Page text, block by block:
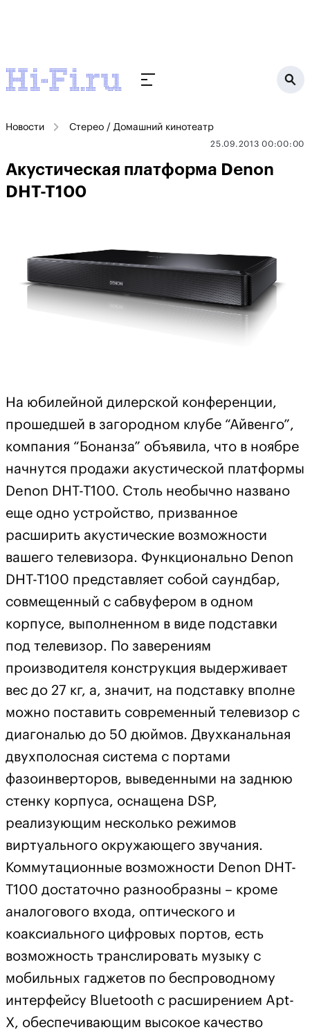
Новости Стерео / Домашний кинотеатр
25.09.2013 00:00:00
Акустическая платформа Denon
DHT-T100
На юбилейной дилерской конференции,
прошедшей в загородном клубе “Айвенго”,
компания “Бонанза” объявила, что в ноябре
начнутся продажи акустической платформы
Denon DHT-T100. Столь необычно названо
еще одно устройство, призванное
расширить акустические возможности
вашего телевизора. Функционально Denon
DHT-T100 представляет собой саундбар,
совмещенный с сабвуфером в одном
корпусе, выполненном в виде подставки
под телевизор. По заверениям
производителя конструкция выдерживает
вес до 27 кг, а, значит, на подставку вполне
можно поставить современный телевизор с
диагональю до 50 дюймов. Двухканальная
двухполосная система с портами
фазоинверторов, выведенными на заднюю
стенку корпуса, оснащена DSP,
реализующим несколько режимов
виртуального окружающего звучания.
Коммутационные возможности Denon DHT-
T100 достаточно разнообразны – кроме
аналогового входа, оптического и
коаксиального цифровых портов, есть
возможность транслировать музыку с
мобильных гаджетов по беспроводному
интерфейсу Bluetooth с расширением Apt-
X, обеспечивающим высокое качество